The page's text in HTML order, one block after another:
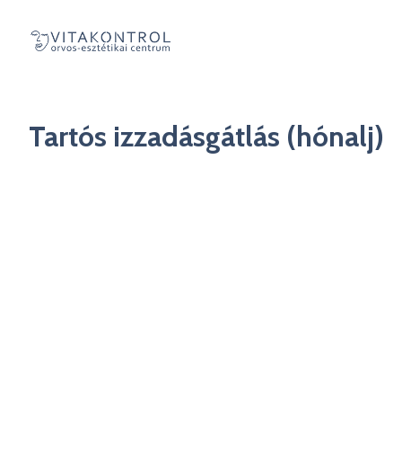
Tartós izzadásgátlás (hónalj)